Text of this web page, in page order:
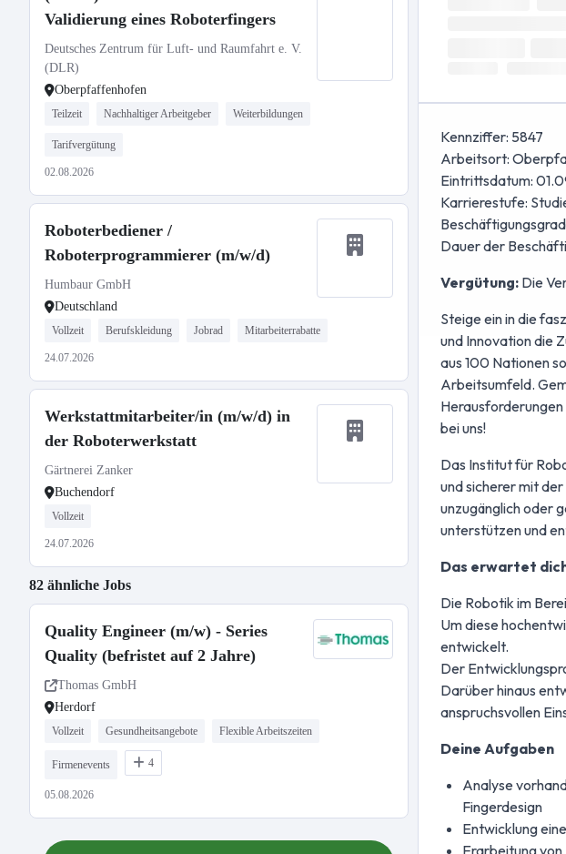
Validierung eines Roboterfingers
Deutsches Zentrum für Luft- und Raumfahrt e. V.
(DLR)
Oberpfaffenhofen
Teilzeit Nachhaltiger Arbeitgeber Weiterbildungen
Tarifvergütung
02.08.2026
Roboterbediener /
Roboterprogrammierer (m/w/d)
Humbaur GmbH
Deutschland
Vollzeit Berufskleidung Jobrad Mitarbeiterrabatte
24.07.2026
Werkstattmitarbeiter/in (m/w/d) in
der Roboterwerkstatt
Gärtnerei Zanker
Buchendorf
Vollzeit
24.07.2026
82 ähnliche Jobs
Quality Engineer (m/w) - Series
Quality (befristet auf 2 Jahre)
Thomas GmbH
Herdorf
Vollzeit Gesundheitsangebote Flexible Arbeitszeiten
Firmenevents 4
05.08.2026